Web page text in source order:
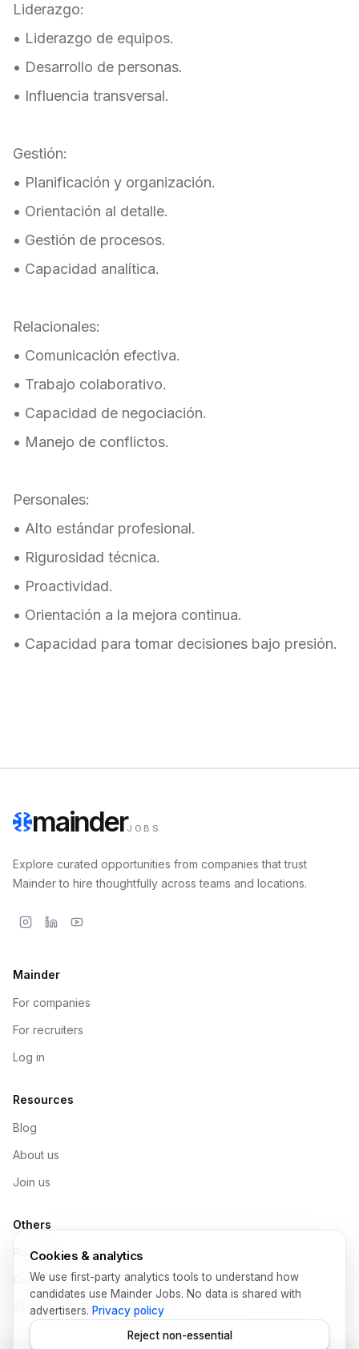
Liderazgo:
• Liderazgo de equipos.
• Desarrollo de personas.
• Influencia transversal.
Gestión:
• Planificación y organización.
• Orientación al detalle.
• Gestión de procesos.
• Capacidad analítica.
Relacionales:
• Comunicación efectiva.
• Trabajo colaborativo.
• Capacidad de negociación.
• Manejo de conflictos.
Personales:
• Alto estándar profesional.
• Rigurosidad técnica.
• Proactividad.
• Orientación a la mejora continua.
• Capacidad para tomar decisiones bajo presión.
mainderJOBS
Explore curated opportunities from companies that trust
Mainder to hire thoughtfully across teams and locations.
Mainder
For companies
For recruiters
Log in
Resources
Blog
About us
Join us
Others
Pricing
Contact
Sitemap
Cookies & analytics
We use first-party analytics tools to understand how
candidates use Mainder Jobs. No data is shared with
advertisers. Privacy policy
Reject non-essential